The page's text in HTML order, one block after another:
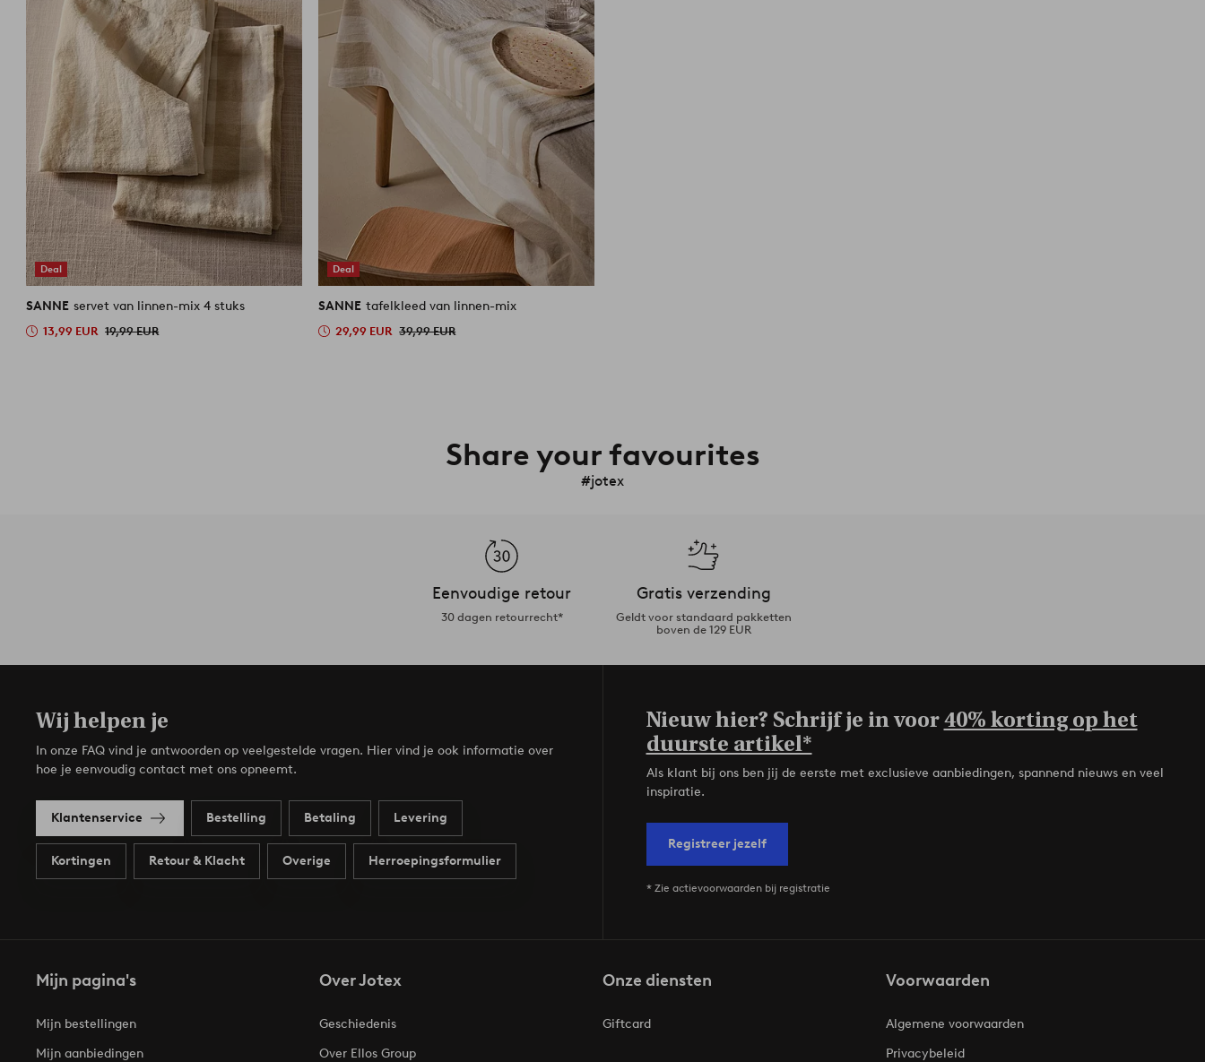
Deal
SANNE servet van linnen-mix 4 stuks
13,99 EUR 19,99 EUR
Deal
SANNE tafelkleed van linnen-mix
29,99 EUR 39,99 EUR
Share your favourites
#jotex
Eenvoudige retour
30 dagen retourrecht*
Gratis verzending
Geldt voor standaard pakketten
boven de 129 EUR
Wij helpen je
In onze FAQ vind je antwoorden op veelgestelde vragen. Hier vind je ook informatie over
hoe je eenvoudig contact met ons opneemt.
Klantenservice Bestelling Betaling Levering
Kortingen Retour & Klacht Overige Herroepingsformulier
Nieuw hier? Schrijf je in voor40% korting op het
duurste artikel*
Als klant bij ons ben jij de eerste met exclusieve aanbiedingen, spannend nieuws en veel
inspiratie.
Registreer jezelf
* Zie actievoorwaarden bij registratie
Mijn pagina's
Mijn bestellingen
Mijn aanbiedingen
Over Jotex
Geschiedenis
Over Ellos Group
Onze diensten
Giftcard
Voorwaarden
Algemene voorwaarden
Privacybeleid